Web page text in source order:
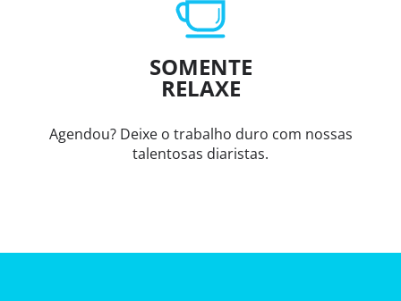
SOMENTE
RELAXE
Agendou? Deixe o trabalho duro com nossas
talentosas diaristas.